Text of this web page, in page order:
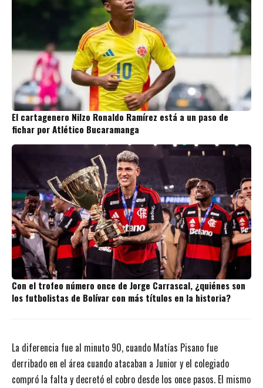
El cartagenero Nilzo Ronaldo Ramírez está a un paso de
fichar por Atlético Bucaramanga
Con el trofeo número once de Jorge Carrascal, ¿quiénes son
los futbolistas de Bolívar con más títulos en la historia?
La diferencia fue al minuto 90, cuando Matías Pisano fue
derribado en el área cuando atacaban a Junior y el colegiado
compró la falta y decretó el cobro desde los once pasos. El mismo